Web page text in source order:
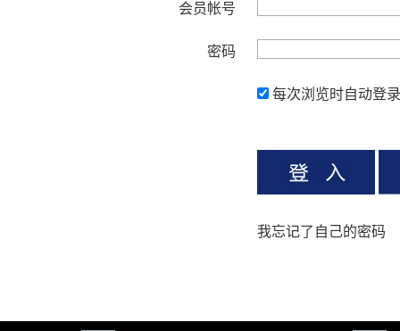
会员帐号
密码
每次浏览时自动登录
我忘记了自己的密码